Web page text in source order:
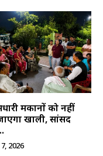
मकानों को नहीं
खाली, सांसद
2026